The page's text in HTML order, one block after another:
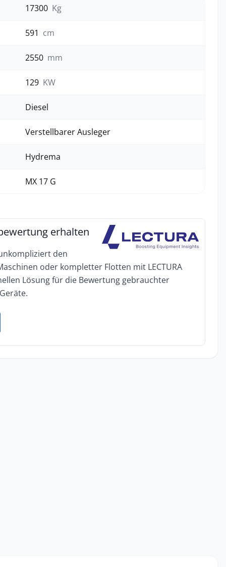
17300 Kg
591 cm
2550 mm
129 KW
Diesel
Verstellbarer Ausleger
Hydrema
MX 17 G
erhalten
den
oder kompletter Flotten mit LECTURA
Lösung für die Bewertung gebrauchter